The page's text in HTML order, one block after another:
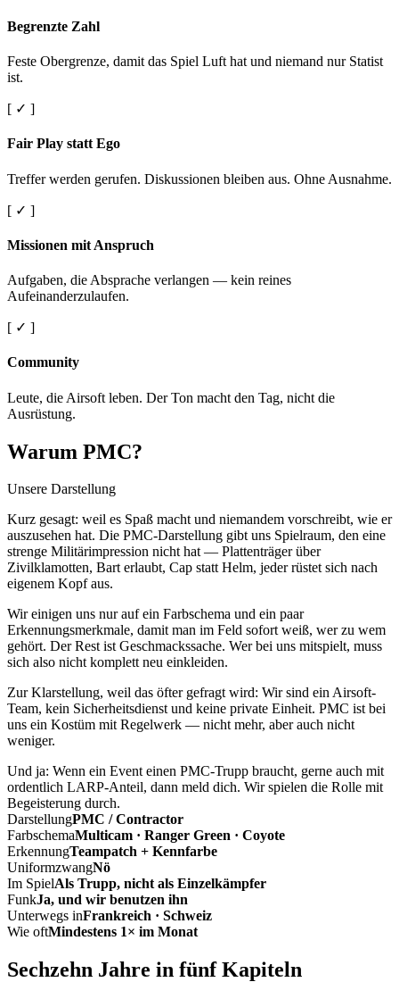
Begrenzte Zahl
Feste Obergrenze, damit das Spiel Luft hat und niemand nur Statist
ist.
[ ✓ ]
Fair Play statt Ego
Treffer werden gerufen. Diskussionen bleiben aus. Ohne Ausnahme.
[ ✓ ]
Missionen mit Anspruch
Aufgaben, die Absprache verlangen — kein reines
Aufeinanderzulaufen.
[ ✓ ]
Community
Leute, die Airsoft leben. Der Ton macht den Tag, nicht die
Ausrüstung.
Warum PMC?
Unsere Darstellung
Kurz gesagt: weil es Spaß macht und niemandem vorschreibt, wie er
auszusehen hat. Die PMC-Darstellung gibt uns Spielraum, den eine
strenge Militärimpression nicht hat — Plattenträger über
Zivilklamotten, Bart erlaubt, Cap statt Helm, jeder rüstet sich nach
eigenem Kopf aus.
Wir einigen uns nur auf ein Farbschema und ein paar
Erkennungsmerkmale, damit man im Feld sofort weiß, wer zu wem
gehört. Der Rest ist Geschmackssache. Wer bei uns mitspielt, muss
sich also nicht komplett neu einkleiden.
Zur Klarstellung, weil das öfter gefragt wird: Wir sind ein Airsoft-
Team, kein Sicherheitsdienst und keine private Einheit. PMC ist bei
uns ein Kostüm mit Regelwerk — nicht mehr, aber auch nicht
weniger.
Und ja: Wenn ein Event einen PMC-Trupp braucht, gerne auch mit
ordentlich LARP-Anteil, dann meld dich. Wir spielen die Rolle mit
Begeisterung durch.
DarstellungPMC / Contractor
FarbschemaMulticam · Ranger Green · Coyote
ErkennungTeampatch + Kennfarbe
UniformzwangNö
Im SpielAls Trupp, nicht als Einzelkämpfer
FunkJa, und wir benutzen ihn
Unterwegs inFrankreich · Schweiz
Wie oftMindestens 1× im Monat
Sechzehn Jahre in fünf Kapiteln